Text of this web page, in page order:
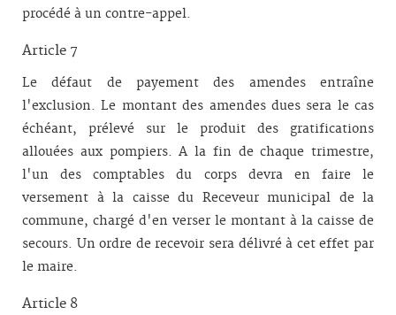
procédé à un contre-appel.
Article 7
Le défaut de payement des amendes entraîne
l'exclusion. Le montant des amendes dues sera le cas
échéant, prélevé sur le produit des gratifications
allouées aux pompiers. A la fin de chaque trimestre,
l'un des comptables du corps devra en faire le
versement à la caisse du Receveur municipal de la
commune, chargé d'en verser le montant à la caisse de
secours. Un or­dre de recevoir sera déli­vré à cet effet par
le maire.
Article 8